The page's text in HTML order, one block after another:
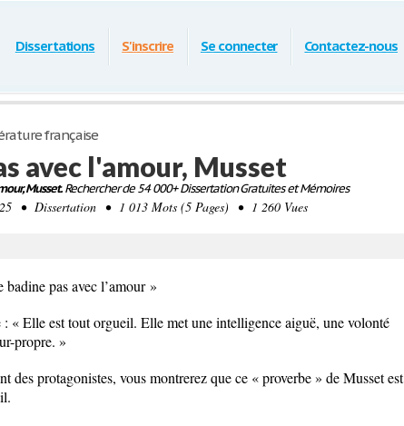
Dissertations S'inscrire Se connecter Contactez-nous
française
avec l'amour, Musset
Musset.Rechercher de 54 000+ Dissertation Gratuites et Mémoires
• Dissertation • 1 013 Mots (5 Pages) • 1 260 Vues
pas avec l’amour »
: « Elle est tout orgueil. Elle met une intelligence aiguë, une volonté
propre. »
des protagonistes, vous montrerez que ce « proverbe » de Musset est
.